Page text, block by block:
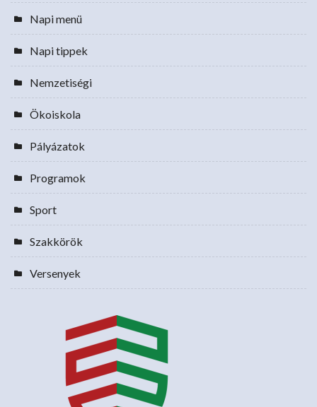
Napi menü
Napi tippek
Nemzetiségi
Ökoiskola
Pályázatok
Programok
Sport
Szakkörök
Versenyek